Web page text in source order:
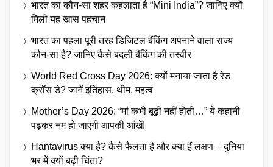
भारत का कौन-सा शहर कहलाता है “Mini India”? जानिए क्यों
मिली यह खास पहचान
भारत का पहला पूरी तरह डिजिटल बैंकिंग अपनाने वाला राज्य
कौन-सा है? जानिए कैसे बदली बैंकिंग की तस्वीर
World Red Cross Day 2026: क्यों मनाया जाता है रेड
क्रॉस डे? जानें इतिहास, थीम, महत्व
Mother’s Day 2026: “मां कभी बूढ़ी नहीं होती…” ये कहानी
पढ़कर नम हो जाएंगी आपकी आंखें!
Hantavirus क्या है? कैसे फैलता है और क्या हैं लक्षण – दुनिया
भर में क्यों बढ़ी चिंता?